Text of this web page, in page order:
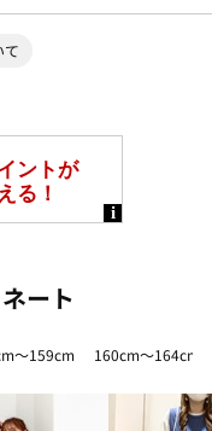
て
ート
～159cm 160cm～164cm